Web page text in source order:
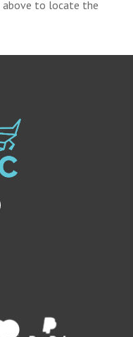
above to locate the